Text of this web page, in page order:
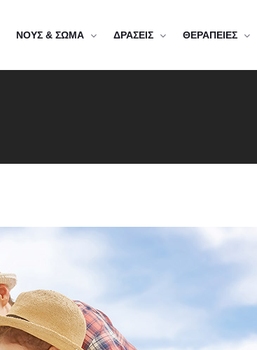
ΝΟΥΣ & ΣΩΜΑ ΔΡΑΣΕΙΣ ΘΕΡΑΠΕΙΕΣ